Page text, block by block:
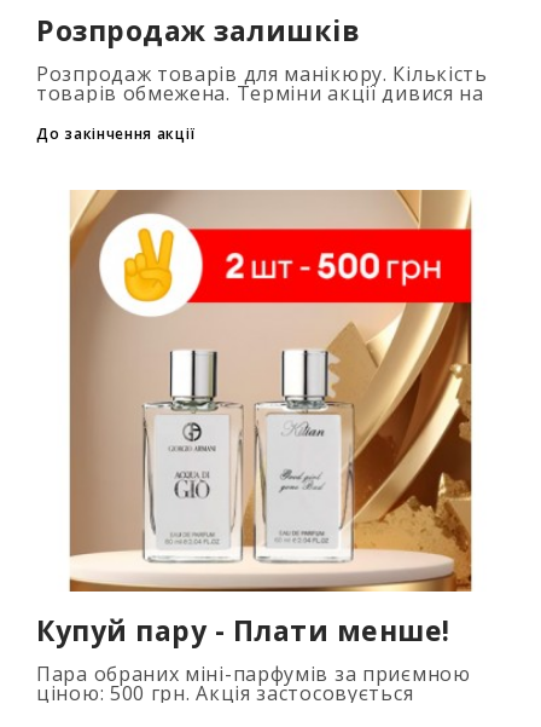
Розпродаж залишків
Розпродаж товарів для манікюру. Кількість
товарів обмежена. Терміни акції дивися на
таймері...
До закінчення акції
Купуй пару - Плати менше!
Пара обраних міні-парфумів за приємною
ціною: 500 грн. Акція застосовується